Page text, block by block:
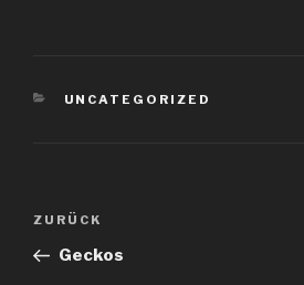
KATEGORIEN
UNCATEGORIZED
Beitragsnavigation
Vorheriger
Beitrag
ZURÜCK
Geckos